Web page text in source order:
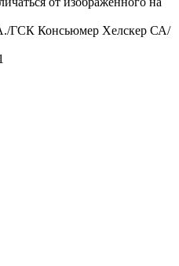
ГСК Консьюмер Хелскер СА/